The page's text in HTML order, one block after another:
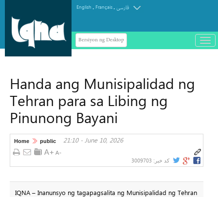
English . Français.فارسی
Bersiyon ng Desktop
باز
و
Handa ang Munisipalidad ng
Tehran para sa Libing ng
Pinunong Bayani
Home public 21:10 - June 10, 2026
کد خبر: 3009703
IQNA – Inanunsyo ng tagapagsalita ng Munisipalidad ng Tehran